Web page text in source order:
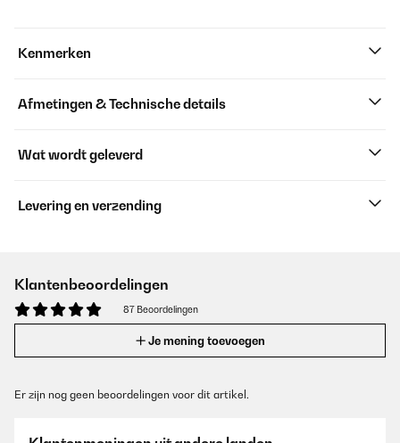
Kenmerken
Afmetingen & Technische details
Wat wordt geleverd
Levering en verzending
Klantenbeoordelingen
87 Beoordelingen
Je mening toevoegen
Er zijn nog geen beoordelingen voor dit artikel.